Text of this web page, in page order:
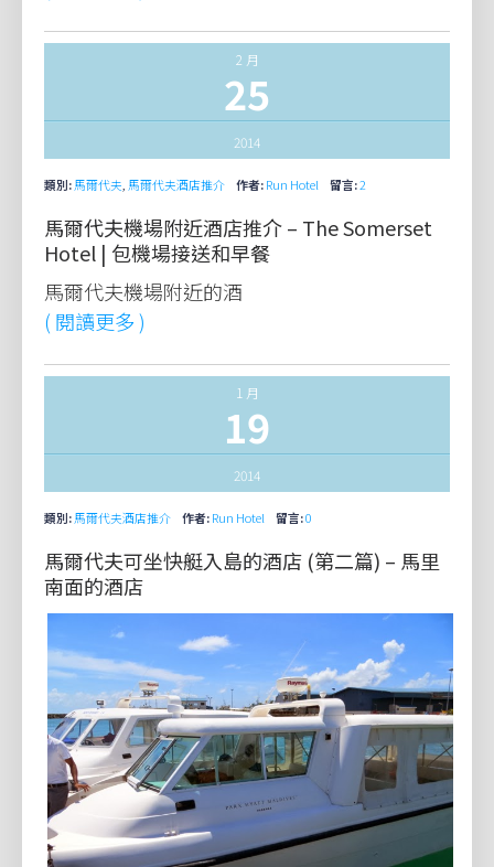
2 月
25
2014
類別:馬爾代夫, 馬爾代夫酒店推介 作者:Run Hotel 留言:2
馬爾代夫機場附近酒店推介 – The Somerset
Hotel | 包機場接送和早餐
馬爾代夫機場附近的酒
( 閱讀更多 )
1 月
19
2014
類別:馬爾代夫酒店推介 作者:Run Hotel 留言:0
馬爾代夫可坐快艇入島的酒店 (第二篇) – 馬里
南面的酒店